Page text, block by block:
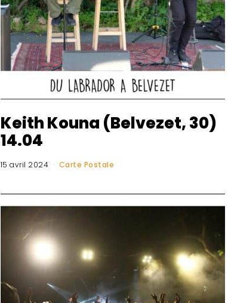
Keith Kouna (Belvezet, 30)
14.04
15 avril 2024 Carte Postale